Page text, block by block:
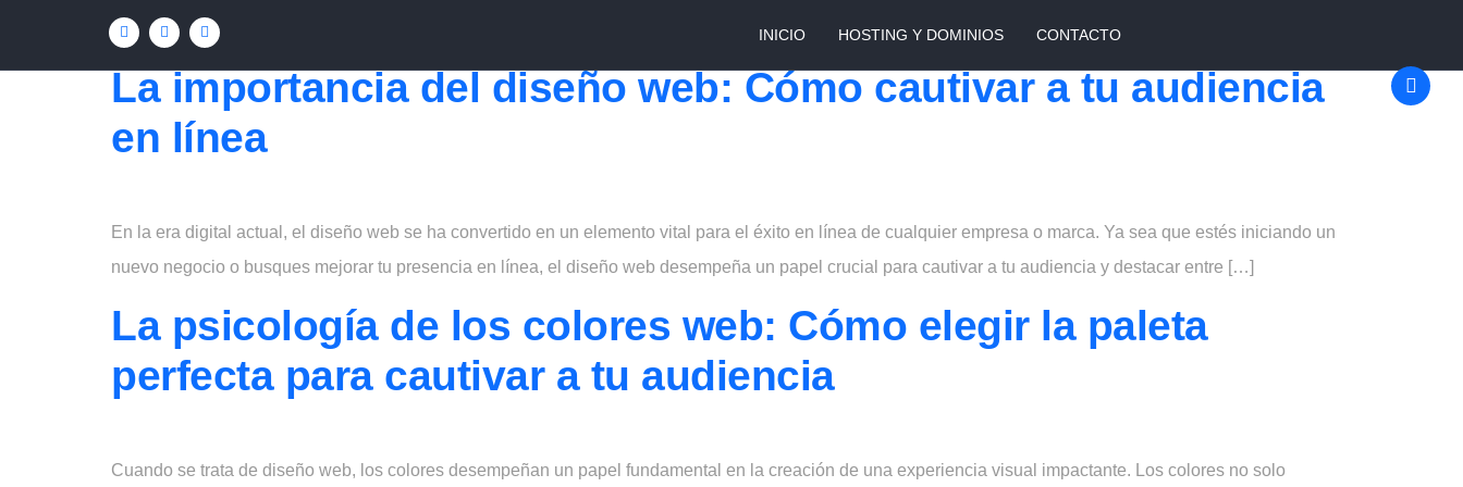
INICIO HOSTING Y DOMINIOS CONTACTO
Categoría:
La importancia del diseño web: Cómo cautivar a tu audiencia
en línea
En la era digital actual, el diseño web se ha convertido en un elemento vital para el éxito en línea de cualquier empresa o marca. Ya sea que estés iniciando un
nuevo negocio o busques mejorar tu presencia en línea, el diseño web desempeña un papel crucial para cautivar a tu audiencia y destacar entre […]
La psicología de los colores web: Cómo elegir la paleta
perfecta para cautivar a tu audiencia
Cuando se trata de diseño web, los colores desempeñan un papel fundamental en la creación de una experiencia visual impactante. Los colores no solo